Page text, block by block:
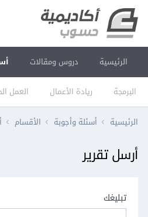
الرئيسية دروس ومقالات
البرمجة ريادة الأعمال العمل
الرئيسية أسئلة وأجوبة الأقسام
أرسل تقرير
تبليغك